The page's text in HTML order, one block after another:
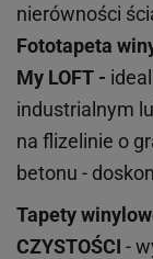
nierówności
Fototapeta
My LOFT -
industrialnym
na flizelinie o
betonu -
Tapety
CZYSTOŚCI -